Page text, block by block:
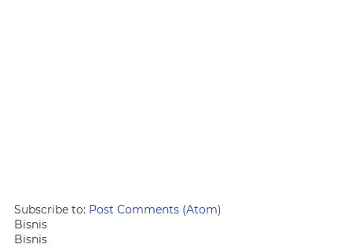
Subscribe to: Post Comments (Atom)
Bisnis
Bisnis